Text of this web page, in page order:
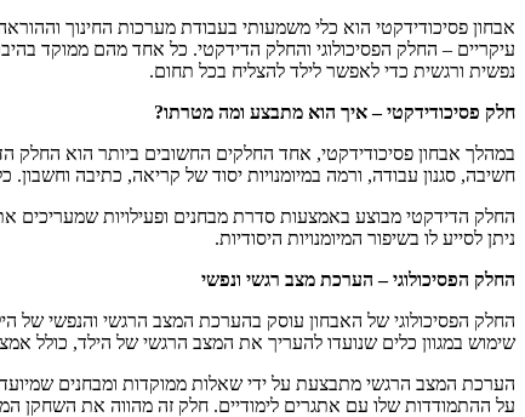
אבחון פסיכודידקטי הוא כלי משמעותי בעבודת מערכות החינוך
עיקריים – החלק הפסיכולוגי והחלק הדידקטי. כל אחד מהם ממוקד
נפשית ורגשית כדי לאפשר לילד להצליח בכל תחום.
חלק פסיכודידקטי – איך הוא מתבצע ומה מטרתו?
במהלך אבחון פסיכודידקטי, אחד החלקים החשובים ביותר הוא החלק
חשיבה, סגנון עבודה, ורמה במיומנויות יסוד של קריאה, כתיבה
החלק הדידקטי מבוצע באמצעות סדרת מבחנים ופעילויות שמעריכים
ניתן לסייע לו בשיפור המיומנויות היסודיות.
החלק הפסיכולוגי – הערכת מצב רגשי ונפשי
החלק הפסיכולוגי של האבחון עוסק בהערכת המצב הרגשי והנפשי של
שימוש במגוון כלים שנועדו להעריך את המצב הרגשי של הילד,
הערכת המצב הרגשי מתבצעת על ידי שאלות ממוקדות ומבחנים
על ההתמודדות שלו עם אתגרים לימודיים. חלק זה מהווה את השחקן